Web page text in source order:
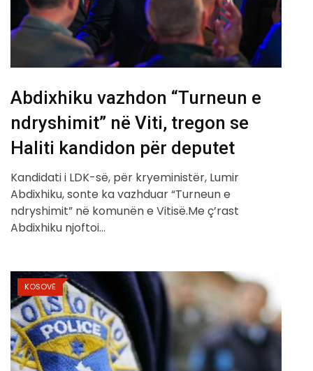
Abdixhiku vazhdon “Turneun e
ndryshimit” në Viti, tregon se
Haliti kandidon për deputet
Kandidati i LDK-së, për kryeministër, Lumir
Abdixhiku, sonte ka vazhduar “Turneun e
ndryshimit” në komunën e Vitisë.Me ç’rast
Abdixhiku njoftoi…
KOSOVË